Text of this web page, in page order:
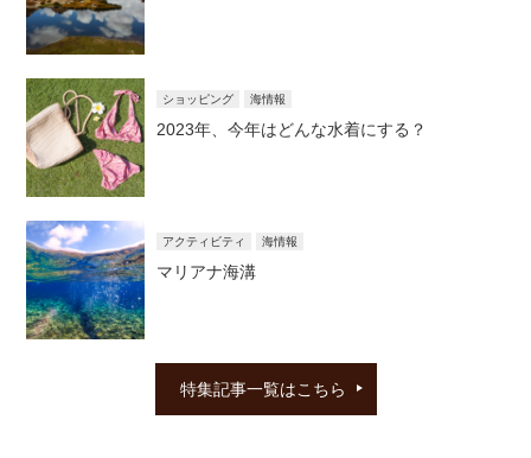
ショッピング 海情報
2023年、今年はどんな水着にする？
アクティビティ 海情報
マリアナ海溝
特集記事一覧はこちら